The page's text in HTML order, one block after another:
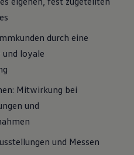
durch eine
loyale
Mitwirkung bei
und
und Messen